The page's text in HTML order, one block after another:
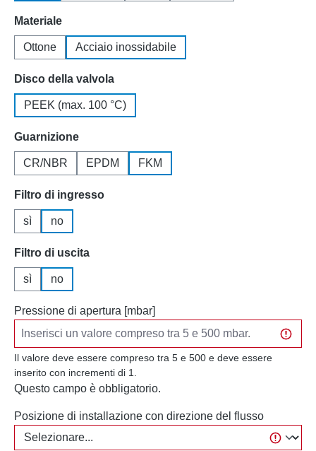
Seleziona
Materiale
Ottone Acciaio inossidabile
Seleziona
Disco della valvola
PEEK (max. 100 °C)
Seleziona
Guarnizione
CR/NBR EPDM FKM
Seleziona
Filtro di ingresso
sì no
Seleziona
Filtro di uscita
sì no
Pressione di apertura [mbar]
Il valore deve essere compreso tra 5 e 500 e deve essere
inserito con incrementi di 1.
Questo campo è obbligatorio.
Posizione di installazione con direzione del flusso